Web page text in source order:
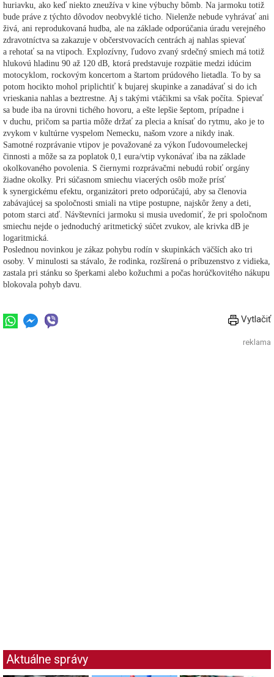
huriavku, ako keď niekto zneužíva v kine výbuchy bômb. Na jarmoku totiž
bude práve z týchto dôvodov neobvyklé ticho. Nielenže nebude vyhrávať ani
živá, ani reprodukovaná hudba, ale na základe odporúčania úradu verejného
zdravotníctva sa zakazuje v občerstvovacích centrách aj nahlas spievať
a rehotať sa na vtipoch. Explozívny, ľudovo zvaný srdečný smiech má totiž
hlukovú hladinu 90 až 120 dB, ktorá predstavuje rozpätie medzi idúcim
motocyklom, rockovým koncertom a štartom prúdového lietadla. To by sa
potom hocikto mohol priplichtiť k bujarej skupinke a zanadávať si do ich
vrieskania nahlas a beztrestne. Aj s takými vtáčikmi sa však počíta. Spievať
sa bude iba na úrovni tichého hovoru, a ešte lepšie šeptom, prípadne i
v duchu, pričom sa partia môže držať za plecia a knísať do rytmu, ako je to
zvykom v kultúrne vyspelom Nemecku, našom vzore a nikdy inak.
Samotné rozprávanie vtipov je považované za výkon ľudovoumeleckej
činnosti a môže sa za poplatok 0,1 eura/vtip vykonávať iba na základe
okolkovaného povolenia. S čiernymi rozprávačmi nebudú robiť orgány
žiadne okolky. Pri súčasnom smiechu viacerých osôb može prísť
k synergickému efektu, organizátori preto odporúčajú, aby sa členovia
zabávajúcej sa spoločnosti smiali na vtipe postupne, najskôr ženy a deti,
potom starci atď. Návštevníci jarmoku si musia uvedomiť, že pri spoločnom
smiechu nejde o jednoduchý aritmetický súčet zvukov, ale krivka dB je
logaritmická.
Poslednou novinkou je zákaz pohybu rodín v skupinkách väčších ako tri
osoby. V minulosti sa stávalo, že rodinka, rozšírená o príbuzenstvo z vidieka,
zastala pri stánku so šperkami alebo kožuchmi a počas horúčkovitého nákupu
blokovala pohyb davu.
Vytlačiť
reklama
Aktuálne správy